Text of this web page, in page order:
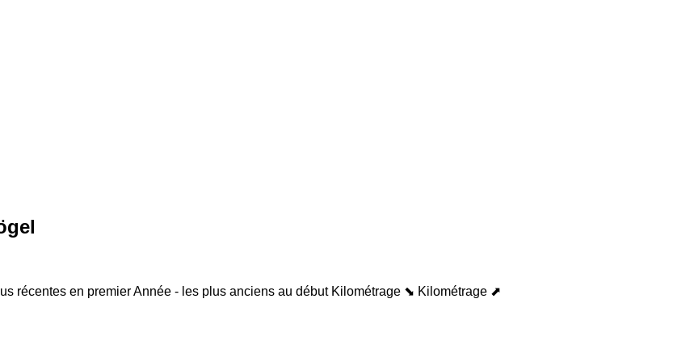
récentes en premierAnnée - les plus anciens au début Kilométrage ⬊ Kilométrage ⬈